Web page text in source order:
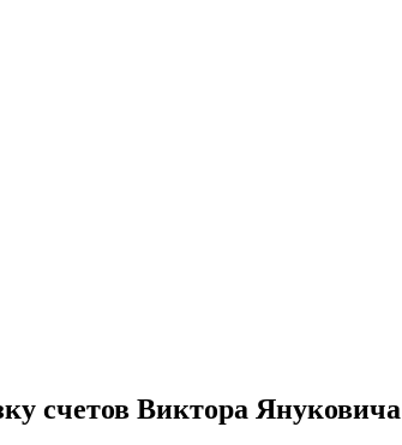
счетов Виктора